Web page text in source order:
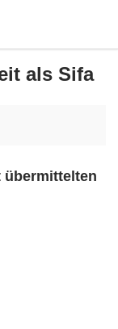
als Sifa
übermittelten